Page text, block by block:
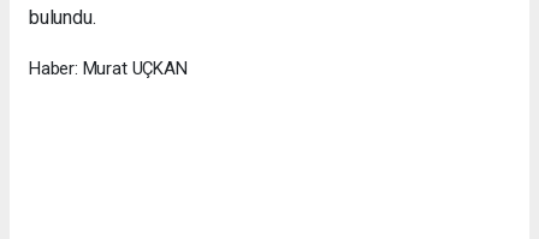
bulundu.
Haber: Murat UÇKAN